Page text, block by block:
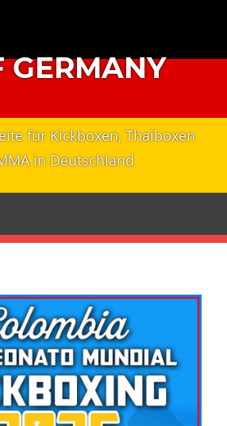
GERMANY
für Kickboxen, Thaiboxen
in Deutschland